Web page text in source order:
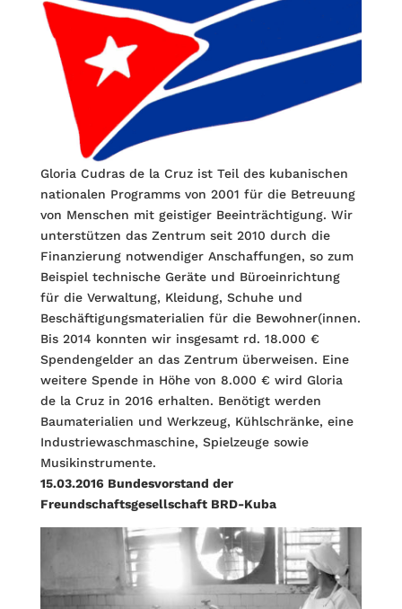
Gloria Cudras de la Cruz ist Teil des kubanischen
nationalen Programms von 2001 für die Betreuung
von Menschen mit geistiger Beeinträchtigung. Wir
unterstützen das Zentrum seit 2010 durch die
Finanzierung notwendiger Anschaffungen, so zum
Beispiel technische Geräte und Büroeinrichtung
für die Verwaltung, Kleidung, Schuhe und
Beschäftigungsmaterialien für die Bewohner(innen.
Bis 2014 konnten wir insgesamt rd. 18.000 €
Spendengelder an das Zentrum überweisen. Eine
weitere Spende in Höhe von 8.000 € wird Gloria
de la Cruz in 2016 erhalten. Benötigt werden
Baumaterialien und Werkzeug, Kühlschränke, eine
Industriewaschmaschine, Spielzeuge sowie
Musikinstrumente.
15.03.2016 Bundesvorstand der
Freundschaftsgesellschaft BRD-Kuba